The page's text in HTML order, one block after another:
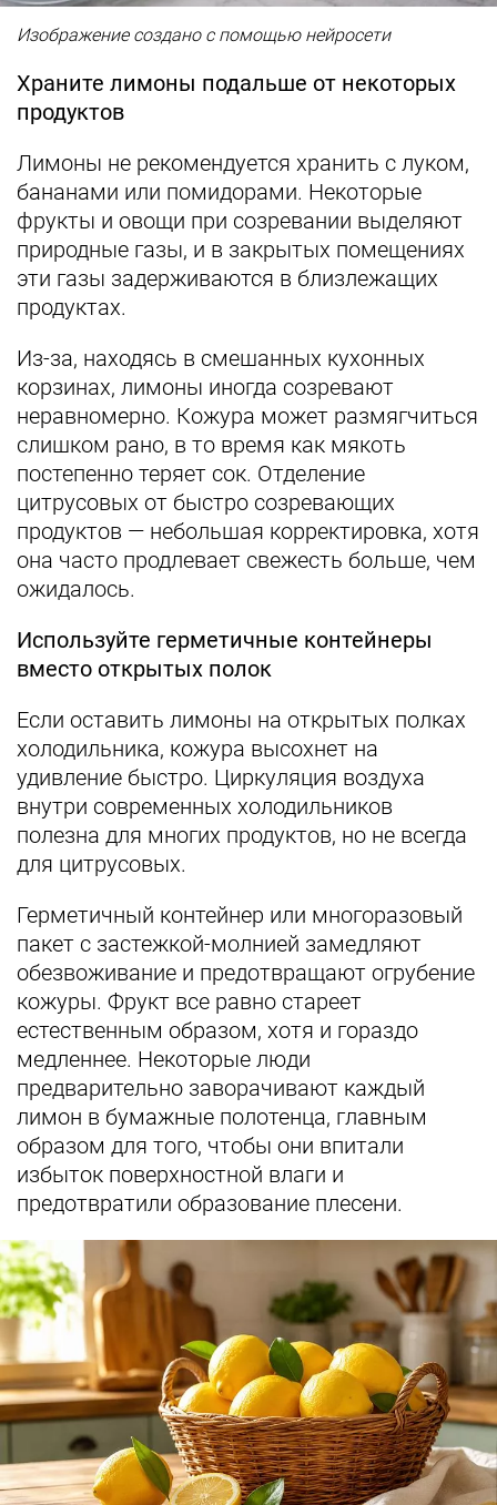
Изображение создано с помощью нейросети
Храните лимоны подальше от некоторых
продуктов
Лимоны не рекомендуется хранить с луком,
бананами или помидорами. Некоторые
фрукты и овощи при созревании выделяют
природные газы, и в закрытых помещениях
эти газы задерживаются в близлежащих
продуктах.
Из-за, находясь в смешанных кухонных
корзинах, лимоны иногда созревают
неравномерно. Кожура может размягчиться
слишком рано, в то время как мякоть
постепенно теряет сок. Отделение
цитрусовых от быстро созревающих
продуктов — небольшая корректировка, хотя
она часто продлевает свежесть больше, чем
ожидалось.
Используйте герметичные контейнеры
вместо открытых полок
Если оставить лимоны на открытых полках
холодильника, кожура высохнет на
удивление быстро. Циркуляция воздуха
внутри современных холодильников
полезна для многих продуктов, но не всегда
для цитрусовых.
Герметичный контейнер или многоразовый
пакет с застежкой-молнией замедляют
обезвоживание и предотвращают огрубение
кожуры. Фрукт все равно стареет
естественным образом, хотя и гораздо
медленнее. Некоторые люди
предварительно заворачивают каждый
лимон в бумажные полотенца, главным
образом для того, чтобы они впитали
избыток поверхностной влаги и
предотвратили образование плесени.